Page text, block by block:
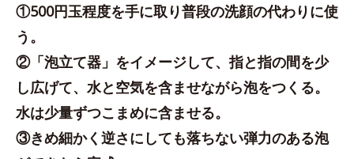
①500円玉程度を手に取り普段の洗顔の代わりに使
う。
②「泡立て器」をイメージして、指と指の間を少
し広げて、水と空気を含ませながら泡をつくる。
水は少量ずつこまめに含ませる。
③きめ細かく逆さにしても落ちない弾力のある泡